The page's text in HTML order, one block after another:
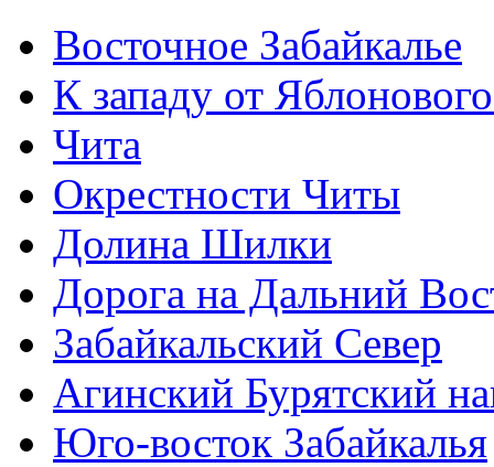
Восточное Забайкалье
К западу от
Чита
Окрестности Читы
Долина Шилки
Дорога на Дальний
Забайкальский Север
Агинский Бурятский
Юго-восток Забайкалья